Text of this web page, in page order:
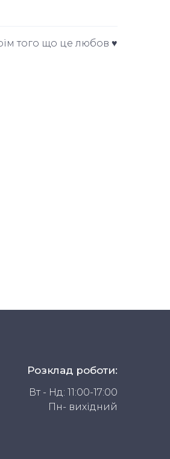
того що це любов ♥️
Розклад роботи:
Вт - Нд: 11:00-17:00
Пн- вихідний